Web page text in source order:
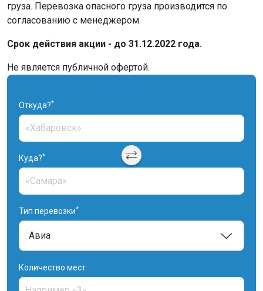
груза. Перевозка опасного груза производится по
согласованию с менеджером.
Срок действия акции - до 31.12.2022 года.
Не является публичной офертой.
Откуда?*
Куда?*
Тип перевозки*
Количество мест